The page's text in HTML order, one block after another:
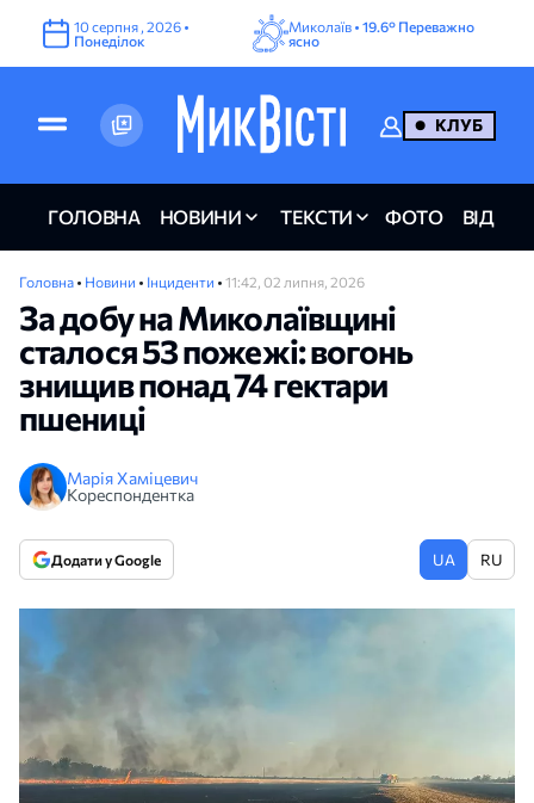
10серпня ,2026 •
Понеділок
Миколаїв •19.6° Переважно
ясно
КЛУБ
ГОЛОВНА НОВИНИ ТЕКСТИ ФОТО ВІДЕО
Головна • Новини • Інциденти • 11:42, 02 липня, 2026
За добу на Миколаївщині
сталося 53 пожежі: вогонь
знищив понад 74 гектари
пшениці
Марія Хаміцевич
Кореспондентка
Додати у Google UA RU